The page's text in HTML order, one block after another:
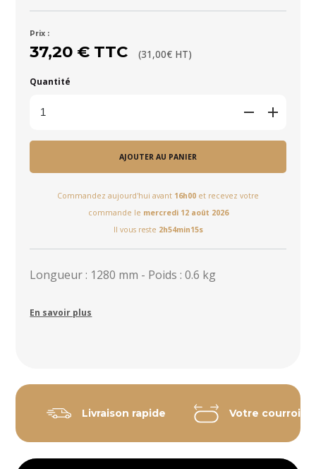
Prix :
37,20 € TTC (31,00€ HT)
Quantité
AJOUTER AU PANIER
Commandez aujourd'hui avant 16h00 et recevez votre
commande le mercredi 12 août 2026
Il vous reste 2h54min14s
Longueur : 1280 mm - Poids : 0.6 kg
En savoir plus
Livraison rapide Votre courroie